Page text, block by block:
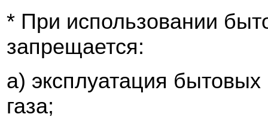
* При использовании
запрещается:
а) эксплуатация
газа;